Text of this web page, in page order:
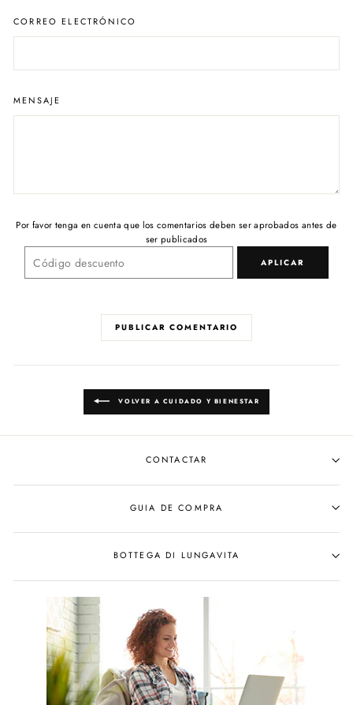
CORREO ELECTRÓNICO
MENSAJE
Por favor tenga en cuenta que los comentarios deben ser aprobados antes de
ser publicados
APLICAR
PUBLICAR COMENTARIO
VOLVER A CUIDADO Y BIENESTAR
CONTACTAR
GUIA DE COMPRA
BOTTEGA DI LUNGAVITA